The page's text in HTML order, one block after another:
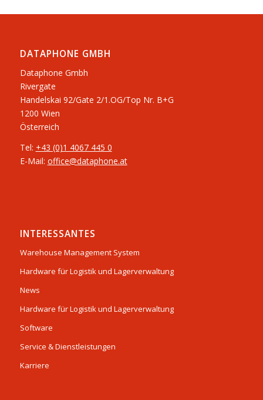
DATAPHONE GMBH
Dataphone Gmbh
Rivergate
​Handelskai 92/Gate 2/1.OG/Top Nr. B+G
1200 Wien
Österreich
Tel: +43 (0)1 4067 445 0
E-Mail: office@dataphone.at
INTERESSANTES
Warehouse Management System
Hardware für Logistik und Lagerverwaltung
News
Hardware für Logistik und Lagerverwaltung
Software
Service & Dienstleistungen
Karriere